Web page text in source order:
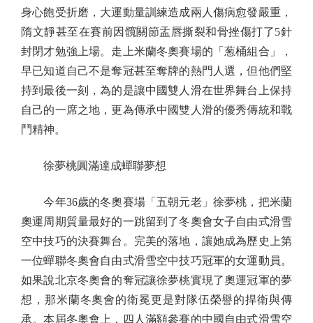
身心飽受折磨，大運動量訓練造成兩人傷病愈發嚴重，
隋文靜甚至在賽前因髖關節盂唇撕裂和骨挫傷打了5針
封閉才勉強上場。走上米蘭冬奧賽場的「葱桶組合」，
早已知道自己不是奪冠甚至奪牌的熱門人選，但他們堅
持到最後一刻，為的是讓中國雙人滑在世界舞台上保持
自己的一席之地，更為傳承中國雙人滑的優秀傳統和戰
鬥精神。
徐夢桃圓滿達成蟬聯夢想
今年36歲的冬奧賽場「五朝元老」徐夢桃，把米蘭
奧運周期質量最好的一跳留到了冬奧會女子自由式滑雪
空中技巧的決賽舞台。完美的落地，讓她成為歷史上第
一位蟬聯冬奧會自由式滑雪空中技巧冠軍的女運動員。
如果說北京冬奧會的奪冠讓徐夢桃實現了奧運冠軍的夢
想，那米蘭冬奧會的衛冕更是對隊伍榮譽的捍衛與傳
承。本屆冬奧會上，四人滿額參賽的中國自由式滑雪空